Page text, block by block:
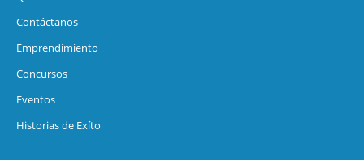
Contáctanos
Emprendimiento
Concursos
Eventos
Historias de Exíto